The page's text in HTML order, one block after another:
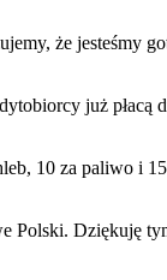
że jesteśmy
już
10 za paliwo
Dziękuję